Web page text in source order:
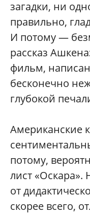
загадки, ни
правильно,
И потому —
рассказ
фильм,
бесконечно
глубокой
Американские
потому,
лист «Оскара».
от
скорее всего,